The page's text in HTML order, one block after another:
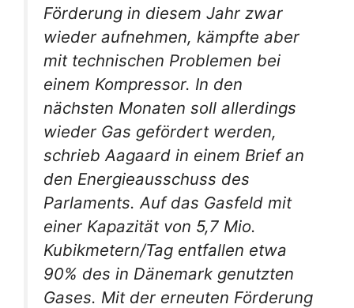
Förderung in diesem Jahr zwar
wieder aufnehmen, kämpfte aber
mit technischen Problemen bei
einem Kompressor. In den
nächsten Monaten soll allerdings
wieder Gas gefördert werden,
schrieb Aagaard in einem Brief an
den Energieausschuss des
Parlaments. Auf das Gasfeld mit
einer Kapazität von 5,7 Mio.
Kubikmetern/Tag entfallen etwa
90% des in Dänemark genutzten
Gases. Mit der erneuten Förderung